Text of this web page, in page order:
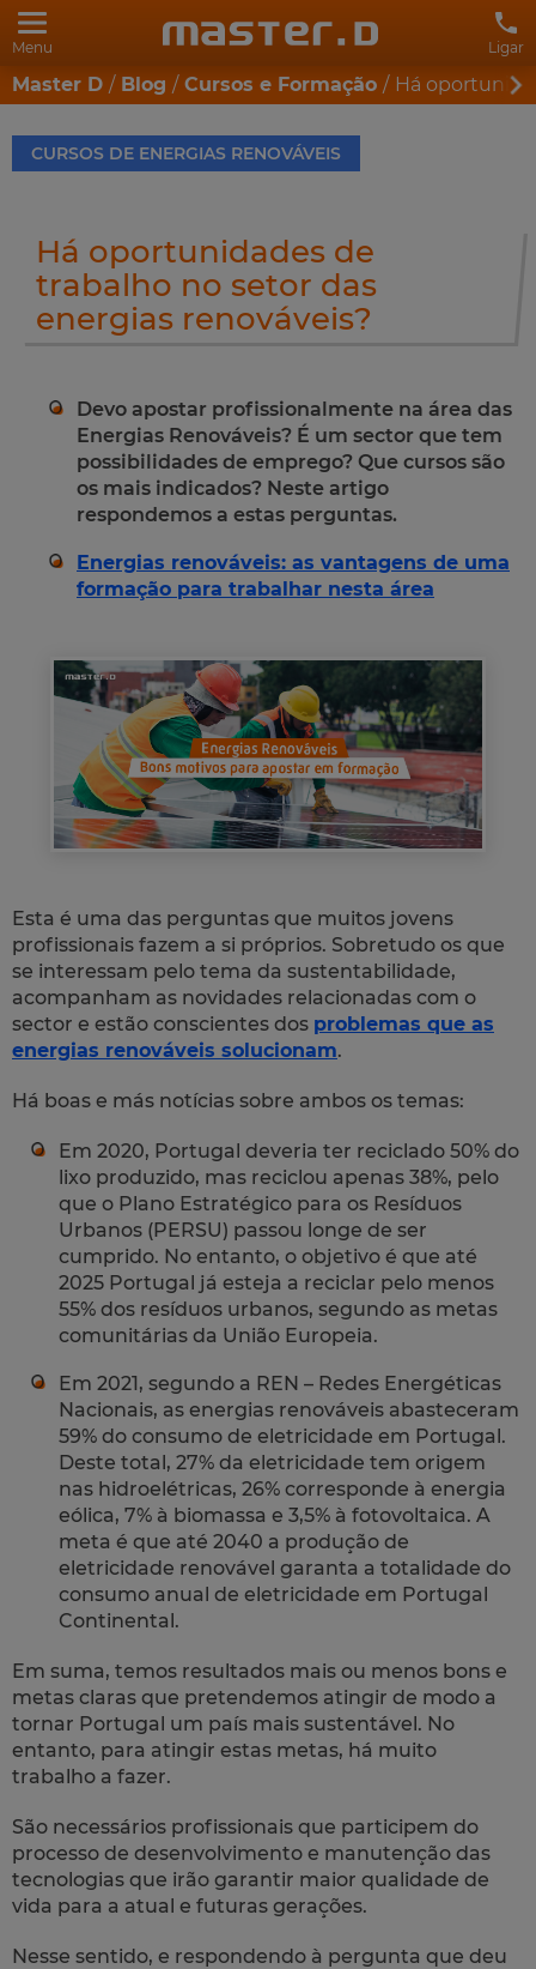
Menu Ligar
Master D Blog Cursos e Formação Há
CURSOS DE ENERGIAS RENOVÁVEIS
Há oportunidades de
trabalho no setor das
energias renováveis?
Devo apostar profissionalmente na área das
Energias Renováveis? É um sector que tem
possibilidades de emprego? Que cursos são
os mais indicados? Neste artigo
respondemos a estas perguntas.
Energias renováveis: as vantagens de uma
formação para trabalhar nesta área
Esta é uma das perguntas que muitos jovens
profissionais fazem a si próprios. Sobretudo os que
se interessam pelo tema da sustentabilidade,
acompanham as novidades relacionadas com o
sector e estão conscientes dos problemas que as
energias renováveis solucionam.
Há boas e más notícias sobre ambos os temas:
Em 2020, Portugal deveria ter reciclado 50% do
lixo produzido, mas reciclou apenas 38%, pelo
que o Plano Estratégico para os Resíduos
Urbanos (PERSU) passou longe de ser
cumprido. No entanto, o objetivo é que até
2025 Portugal já esteja a reciclar pelo menos
55% dos resíduos urbanos, segundo as metas
comunitárias da União Europeia.
Em 2021, segundo a REN – Redes Energéticas
Nacionais, as energias renováveis abasteceram
59% do consumo de eletricidade em Portugal.
Deste total, 27% da eletricidade tem origem
nas hidroelétricas, 26% corresponde à energia
eólica, 7% à biomassa e 3,5% à fotovoltaica. A
meta é que até 2040 a produção de
eletricidade renovável garanta a totalidade do
consumo anual de eletricidade em Portugal
Continental.
Em suma, temos resultados mais ou menos bons e
metas claras que pretendemos atingir de modo a
tornar Portugal um país mais sustentável. No
entanto, para atingir estas metas, há muito
trabalho a fazer.
São necessários profissionais que participem do
processo de desenvolvimento e manutenção das
tecnologias que irão garantir maior qualidade de
vida para a atual e futuras gerações.
Nesse sentido, e respondendo à pergunta que deu